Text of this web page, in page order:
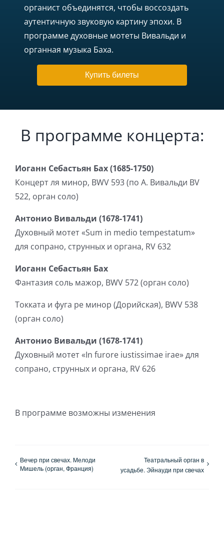
органист объединятся, чтобы воссоздать
аутентичную звуковую картину эпохи. В
программе духовные мотеты Вивальди и
органная музыка Баха.
Купить билеты
В программе концерта:
Иоганн Себастьян Бах (1685-1750)
Концерт ля минор, BWV 593 (по А. Вивальди BV
522, орган соло)
Антонио Вивальди (1678-1741)
Духовный мотет «Sum in medio tempestatum»
для сопрано, струнных и органа, RV 632
Иоганн Себастьян Бах
Фантазия соль мажор, BWV 572 (орган соло)
Токката и фуга ре минор (Дорийская), BWV 538
(орган соло)
Антонио Вивальди (1678-1741)
Духовный мотет «In furore iustissimae irae» для
сопрано, струнных и органа, RV 626
В программе возможны изменения
Вечер при свечах. Мелоди
Мишель (орган, Франция)
Театральный орган в
усадьбе. Эйнауди при свечах